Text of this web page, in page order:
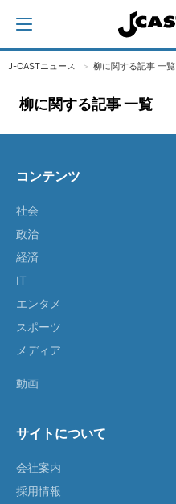
J-CASTニュース 柳に関する記事 一覧
柳に関する記事 一覧
コンテンツ
社会
政治
経済
IT
エンタメ
スポーツ
メディア
動画
サイトについて
会社案内
採用情報